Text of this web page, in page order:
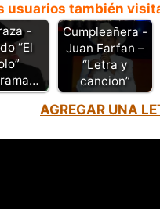
usuarios también
-
“El
Cumpleañera -
Juan Farfan –
“Letra y
cancion”
AGREGAR UNA